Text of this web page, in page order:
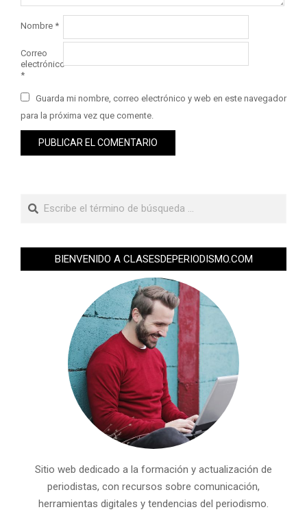
Nombre *
Correo
electrónico
*
Guarda mi nombre, correo electrónico y web en este navegador
para la próxima vez que comente.
BIENVENIDO A CLASESDEPERIODISMO.COM
Sitio web dedicado a la formación y actualización de
periodistas, con recursos sobre comunicación,
herramientas digitales y tendencias del periodismo.